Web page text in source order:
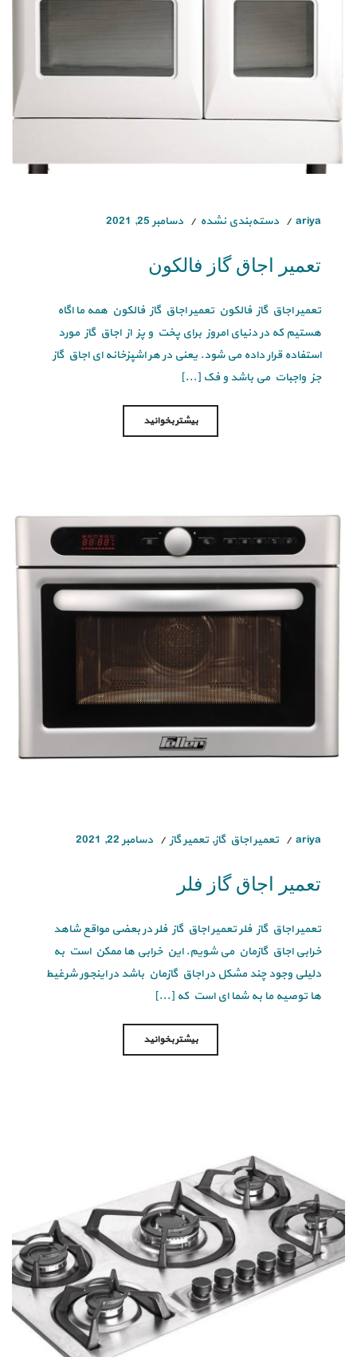
ariya دسته‌بندی نشده دسامبر 25, 2021
تعمیر اجاق گاز فالکون
تعمیر اجاق گاز فالکون تعمیر اجاق گاز فالکون همه ما اگاه
هستیم که در دنیای امروز برای پخت و پز از اجاق گاز مورد
استفاده قرار داده می شود. یعنی در هر اشپزخانه ای اجاق گاز
جز واجبات می باشد و فک [...]
بیشتر بخوانید
ariya تعمیر اجاق گاز, تعمیر گاز دسامبر 22, 2021
تعمیر اجاق گاز فلر
تعمیر اجاق گاز فلر تعمیر اجاق گاز فلر در بعضی مواقع شاهد
خرابی اجاق گازمان می شویم. این خرابی ها ممکن است به
دلیلی وجود چند مشکل در اجاق گازمان باشد در اینجور شرغیط
ها توصیه ما به شما ای است که [...]
بیشتر بخوانید